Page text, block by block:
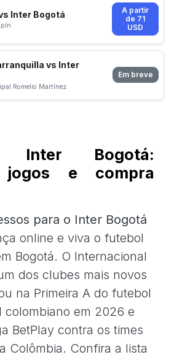
Inter Bogotá
A partir
de 71
USD
vs Inter
Romelio Martínez
Em breve
Inter Bogotá:
jogos e compra
para o Inter Bogotá
online e viva o futebol
Bogotá. O Internacional
dos clubes mais novos
na Primeira A do futebol
colombiano em 2026 e
BetPlay contra os times
Colômbia. Confira a lista